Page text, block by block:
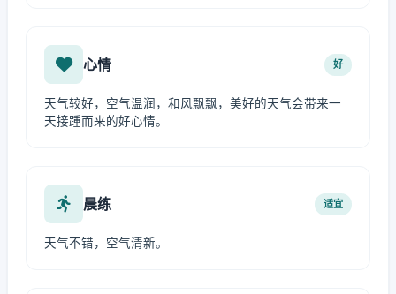
心情 好
天气较好，空气温润，和风飘飘，美好的天气会带来一
天接踵而来的好心情。
晨练 适宜
天气不错，空气清新。